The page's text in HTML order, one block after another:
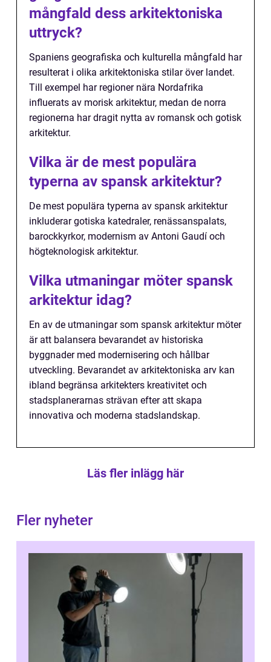
mångfald dess arkitektoniska
uttryck?
Spaniens geografiska och kulturella mångfald har
resulterat i olika arkitektoniska stilar över landet.
Till exempel har regioner nära Nordafrika
influerats av morisk arkitektur, medan de norra
regionerna har dragit nytta av romansk och gotisk
arkitektur.
Vilka är de mest populära
typerna av spansk arkitektur?
De mest populära typerna av spansk arkitektur
inkluderar gotiska katedraler, renässanspalats,
barockkyrkor, modernism av Antoni Gaudí och
högteknologisk arkitektur.
Vilka utmaningar möter spansk
arkitektur idag?
En av de utmaningar som spansk arkitektur möter
är att balansera bevarandet av historiska
byggnader med modernisering och hållbar
utveckling. Bevarandet av arkitektoniska arv kan
ibland begränsa arkitekters kreativitet och
stadsplanerarnas strävan efter att skapa
innovativa och moderna stadslandskap.
Läs fler inlägg här
Fler nyheter